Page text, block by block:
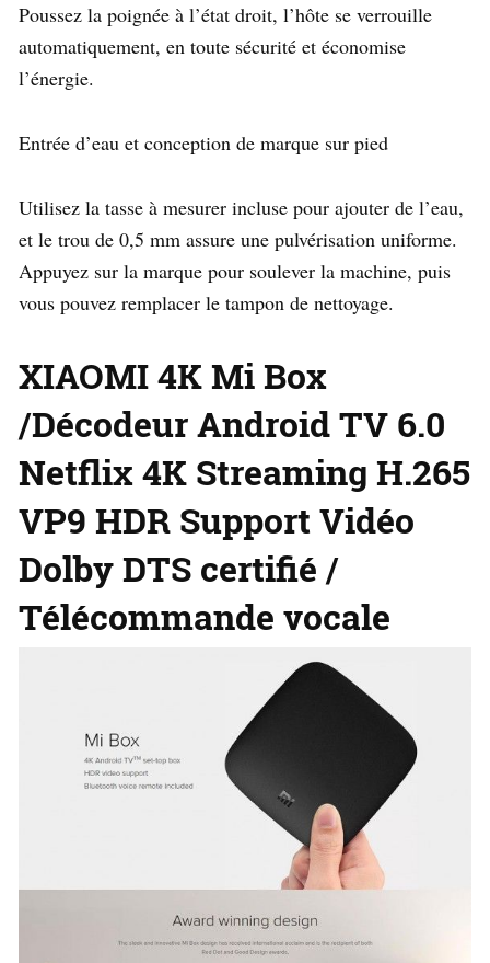
Poussez la poignée à l’état droit, l’hôte se verrouille
automatiquement, en toute sécurité et économise
l’énergie.
Entrée d’eau et conception de marque sur pied
Utilisez la tasse à mesurer incluse pour ajouter de l’eau,
et le trou de 0,5 mm assure une pulvérisation uniforme.
Appuyez sur la marque pour soulever la machine, puis
vous pouvez remplacer le tampon de nettoyage.
XIAOMI 4K Mi Box
/Décodeur Android TV 6.0
Netflix 4K Streaming H.265
VP9 HDR Support Vidéo
Dolby DTS certifié /
Télécommande vocale